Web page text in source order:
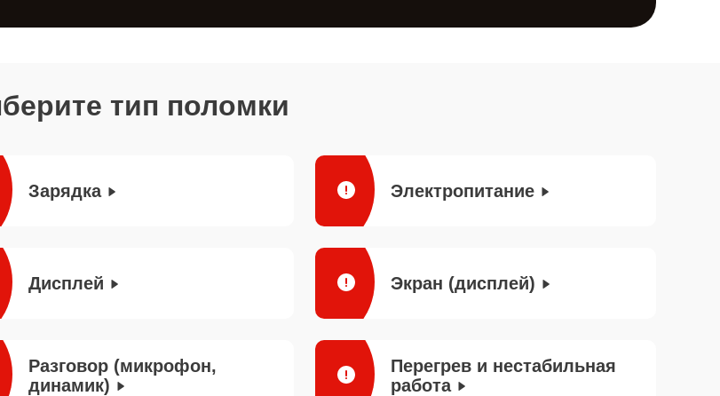
тип поломки
Зарядка Электропитание
Дисплей Экран (дисплей)
Разговор (микрофон,
динамик)
Перегрев и нестабильная
работа